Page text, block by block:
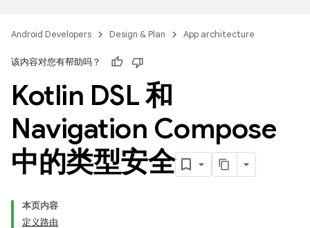
Android Developers Design & Plan App architecture
该内容对您有帮助吗？
Kotlin DSL 和
Navigation Compose
中的类型安全
本页内容
定义路由